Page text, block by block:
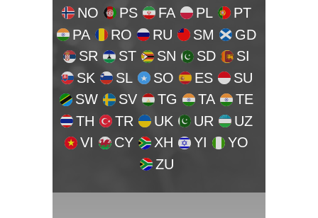
NO
PS FA PL
PT
PA
RO RU SM
GD
SR
ST SN SD
SI
SK
SL SO ES
SU
SW
SV TG TA
TE
TH
TR UK UR
UZ
VI
CY XH YI
YO
ZU